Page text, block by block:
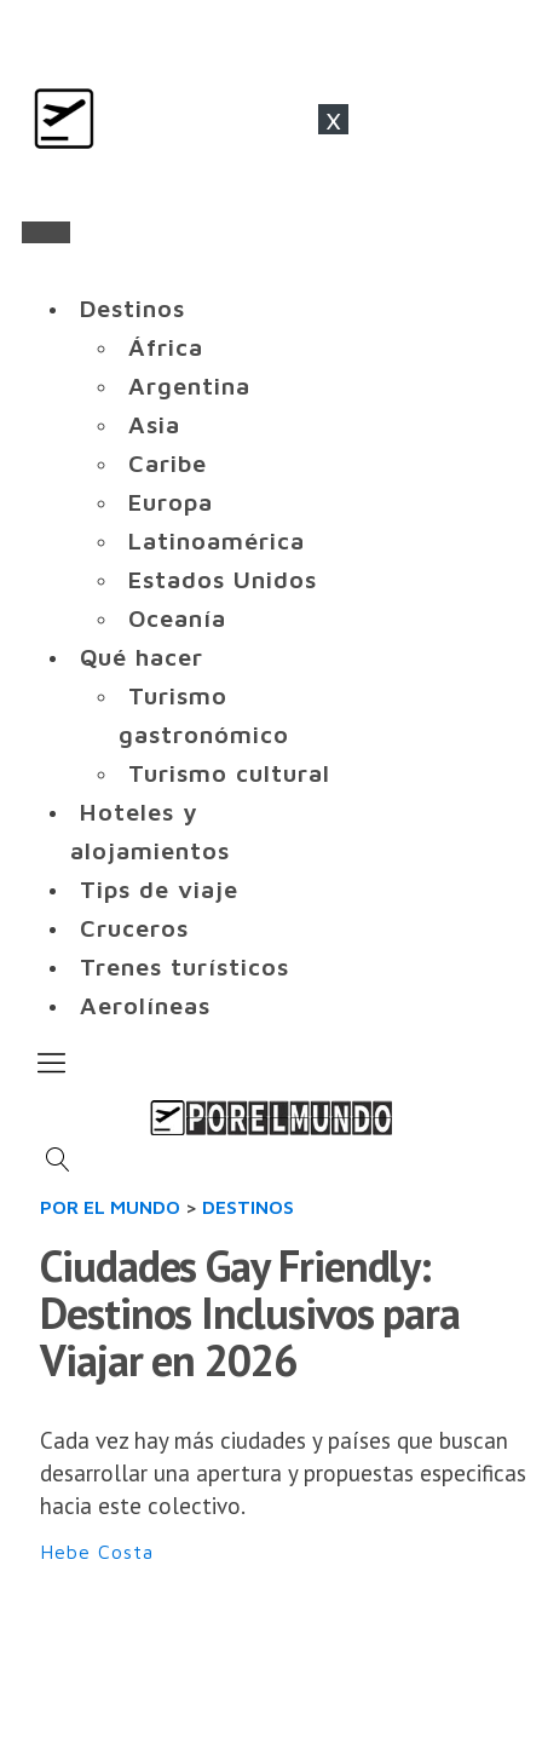
x
Destinos
África
Argentina
Asia
Caribe
Europa
Latinoamérica
Estados Unidos
Oceanía
Qué hacer
Turismo
gastronómico
Turismo cultural
Hoteles y
alojamientos
Tips de viaje
Cruceros
Trenes turísticos
Aerolíneas
POR EL MUNDO > DESTINOS
Ciudades Gay Friendly:
Destinos Inclusivos para
Viajar en 2026
Cada vez hay más ciudades y países que buscan
desarrollar una apertura y propuestas especificas
hacia este colectivo.
Hebe Costa